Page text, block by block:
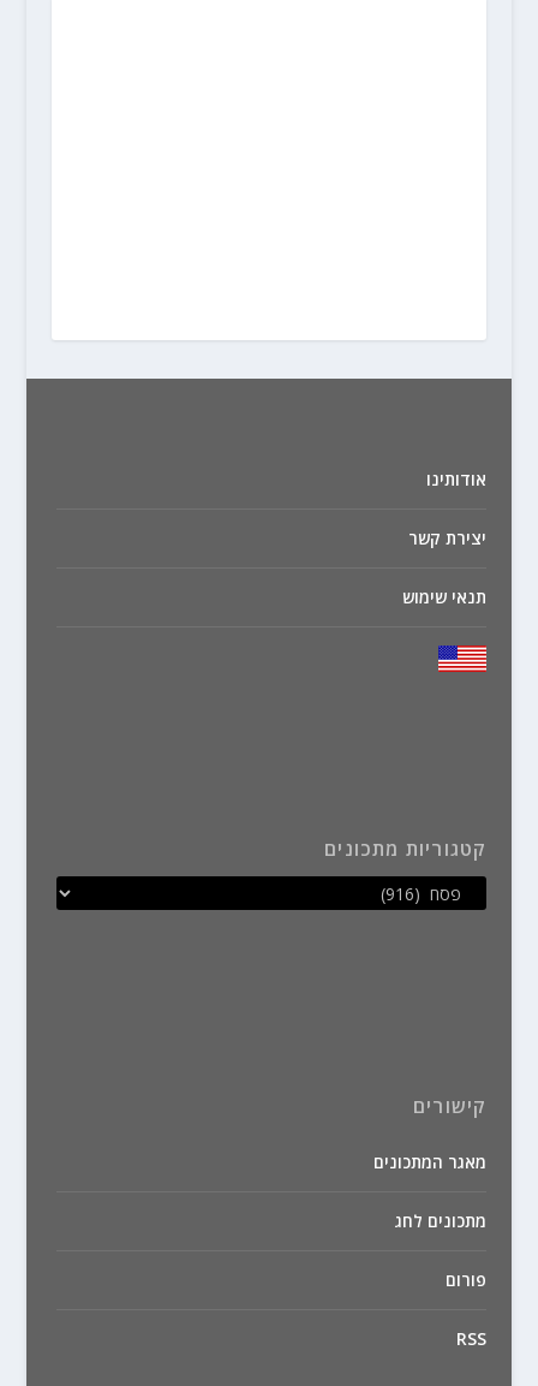
אודותינו
יצירת קשר
תנאי שימוש
קטגוריות מתכונים
קישורים
מאגר המתכונים
מתכונים לחג
פורום
RSS